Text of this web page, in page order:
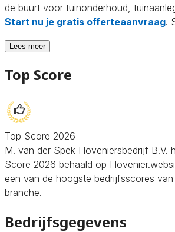
de buurt voor tuinonderhoud,
Start nu je gratis offerteaanvraag.
Lees meer
Top Score
Top Score 2026
M. van der Spek Hoveniersbedrijf B.V.
Score 2026 behaald op
een van de hoogste bedrijfsscores
branche.
Bedrijfsgegevens